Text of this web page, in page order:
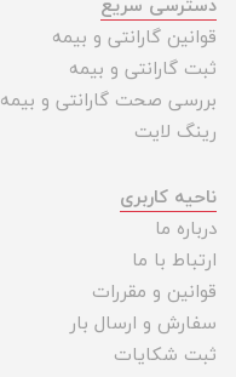
دسترسی سریع
قوانین گارانتی و بیمه
ثبت گارانتی و بیمه
بررسی صحت گارانتی و بیمه
رینگ لایت
ناحیه کاربری
درباره ما
ارتباط با ما
قوانین و مقررات
سفارش و ارسال بار
ثبت شکایات